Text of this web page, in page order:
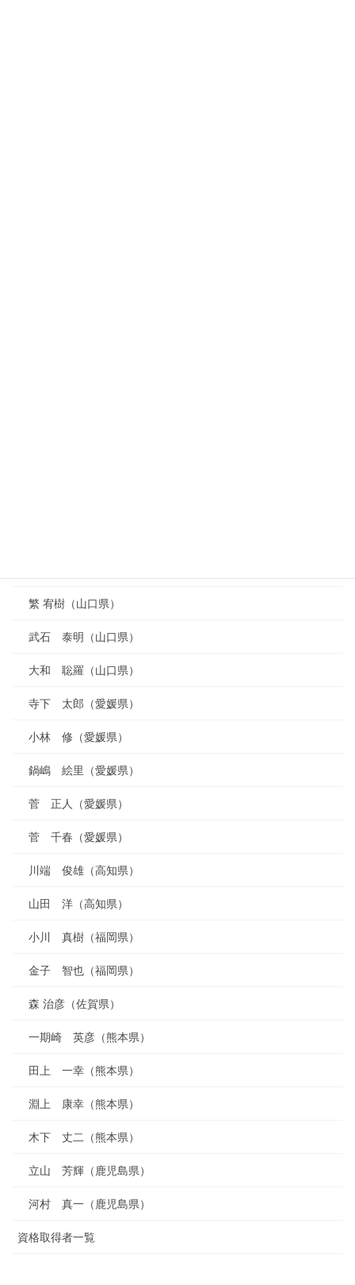
繁 宥樹（山口県）
武石 泰明（山口県）
大和 聡羅（山口県）
寺下 太郎（愛媛県）
小林 修（愛媛県）
鍋嶋 絵里（愛媛県）
菅 正人（愛媛県）
菅 千春（愛媛県）
川端 俊雄（高知県）
山田 洋（高知県）
小川 真樹（福岡県）
金子 智也（福岡県）
森 治彦（佐賀県）
一期崎 英彦（熊本県）
田上 一幸（熊本県）
淵上 康幸（熊本県）
木下 丈二（熊本県）
立山 芳輝（鹿児島県）
河村 真一（鹿児島県）
資格取得者一覧